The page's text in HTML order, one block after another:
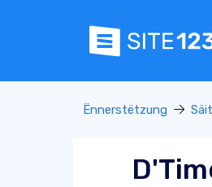
Ënnerstëtzung